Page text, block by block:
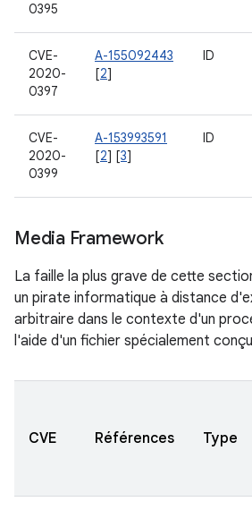
0395
CVE-
2020-
0397
A-155092443
[2]
ID
CVE-
2020-
0399
A-153993591
[2] [3]
ID
Media Framework
La faille la plus grave de cette
un pirate informatique à distance
arbitraire dans le contexte d'un
l'aide d'un fichier spécialement
CVE Références Type